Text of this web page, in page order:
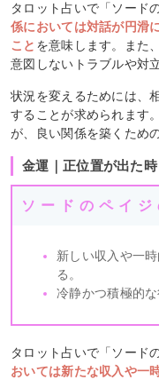
タロット占いで「ソード
係においては対話が円滑
こと を意味します。また
意図しないトラブルや対
状況を変えるためには、
することが求められます
が、良い関係を築くため
金運｜正位置が出た時
ソードのペイ
新しい収入や一
る。
冷静かつ積極的
タロット占いで「ソード
おいては新たな収入や一